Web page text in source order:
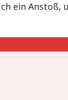
ein Anstoß,